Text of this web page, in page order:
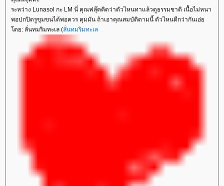
ระหว่าง Lunasol กะ LM นี่ คุณฟลุ๊คคิดว่าตัวไหนทาแล้วดูธรรมชาติ เนื้อไม่หนา
พอปกปิดรูขุมขนได้พอควร คุมมัน ถ้าเอาคุณสมบัติตามนี้ ตัวไหนดีกว่ากันเอ่
ดย: ลั่นทมริมทะเล (ลั่นทมริมทะเล